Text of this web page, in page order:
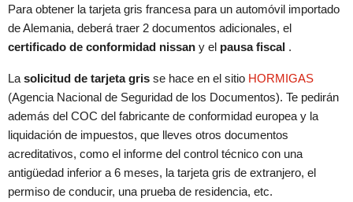
Para obtener la tarjeta gris francesa para un automóvil importado
de Alemania, deberá traer 2 documentos adicionales, el
certificado de conformidad nissan y el pausa fiscal .
La solicitud de tarjeta gris se hace en el sitio HORMIGAS
(Agencia Nacional de Seguridad de los Documentos). Te pedirán
además del COC del fabricante de conformidad europea y la
liquidación de impuestos, que lleves otros documentos
acreditativos, como el informe del control técnico con una
antigüedad inferior a 6 meses, la tarjeta gris de extranjero, el
permiso de conducir, una prueba de residencia, etc.